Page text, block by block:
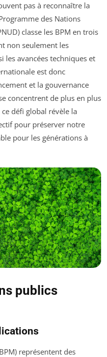
pas à reconnaître la
des Nations
classe les BPM en trois
non seulement les
les avancées techniques et
est donc
et la gouvernance
concentrent de plus en plus
défi global révèle la
pour préserver notre
pour les générations à
publics
représentent des